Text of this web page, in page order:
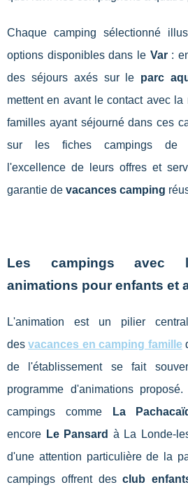
Chaque camping sélectionné
options disponibles dans le Var:
des séjours axés sur le parc
mettent en avant le contact avec
familles ayant séjourné dans ces
sur les fiches campings de
l'excellence de leurs offres et
garantie de vacances camping
Les campings avec
animations pour enfants et
L'animation est un pilier
desvacances en camping famille
de l'établissement se fait
programme d'animations
campings comme
La
encore Le Pansard à La Londe-
d'une attention particulière de la
campings offrent desclub